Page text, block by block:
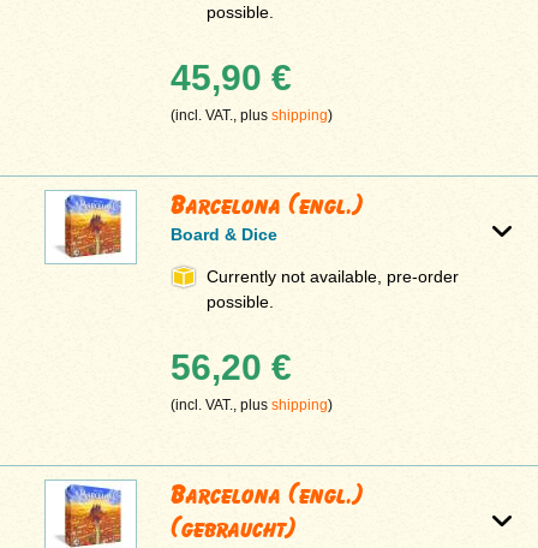
possible.
45,90 €
(incl. VAT., plusshipping)
Barcelona (engl.)
Board & Dice
Currently not available, pre-order
possible.
56,20 €
(incl. VAT., plusshipping)
Barcelona (engl.)
(gebraucht)